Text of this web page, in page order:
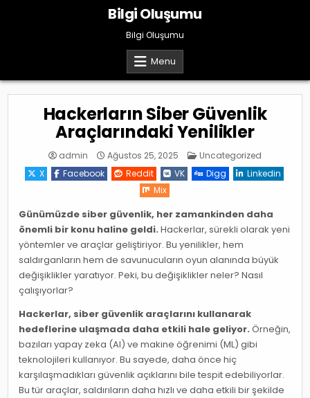
Bilgi Oluşumu
Bilgi Oluşumu
Menu
Hackerların Siber Güvenlik
Araçlarındaki Yenilikler
admin Ağustos 25, 2025 Posted
Uncategorized
X
Facebook Reddit VK Digg
Linkedin
Mix
Günümüzde siber güvenlik, her zamankinden daha
önemli bir konu haline geldi. Hackerlar, sürekli olarak yeni
yöntemler ve araçlar geliştiriyor. Bu yenilikler, hem
saldırganların hem de savunucuların oyun alanında büyük
değişiklikler yaratıyor. Peki, bu değişiklikler neler? Nasıl
çalışıyorlar?
Hackerlar, siber güvenlik araçlarını kullanarak
hedeflerine ulaşmada daha etkili hale geliyor. Örneğin,
bazıları yapay zeka (AI) ve makine öğrenimi (ML) gibi
teknolojileri kullanıyor. Bu sayede, daha önce hiç
karşılaşmadıkları güvenlik açıklarını bile tespit edebiliyorlar.
Bu tür araçlar, saldırıların daha hızlı ve daha etkili bir şekilde